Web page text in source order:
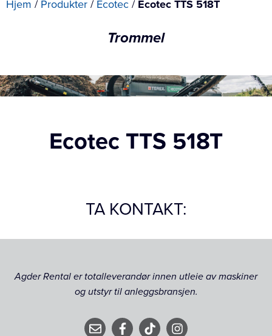
Hjem / Produkter / Ecotec / Ecotec TTS 518T
Trommel
Ecotec TTS 518T
TA KONTAKT:
Agder Rental er totalleverandør innen utleie av maskiner
og utstyr til anleggsbransjen.